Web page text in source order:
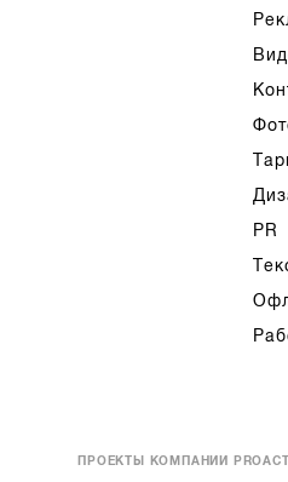
PR
ПРОЕКТЫ КОМПАНИИ